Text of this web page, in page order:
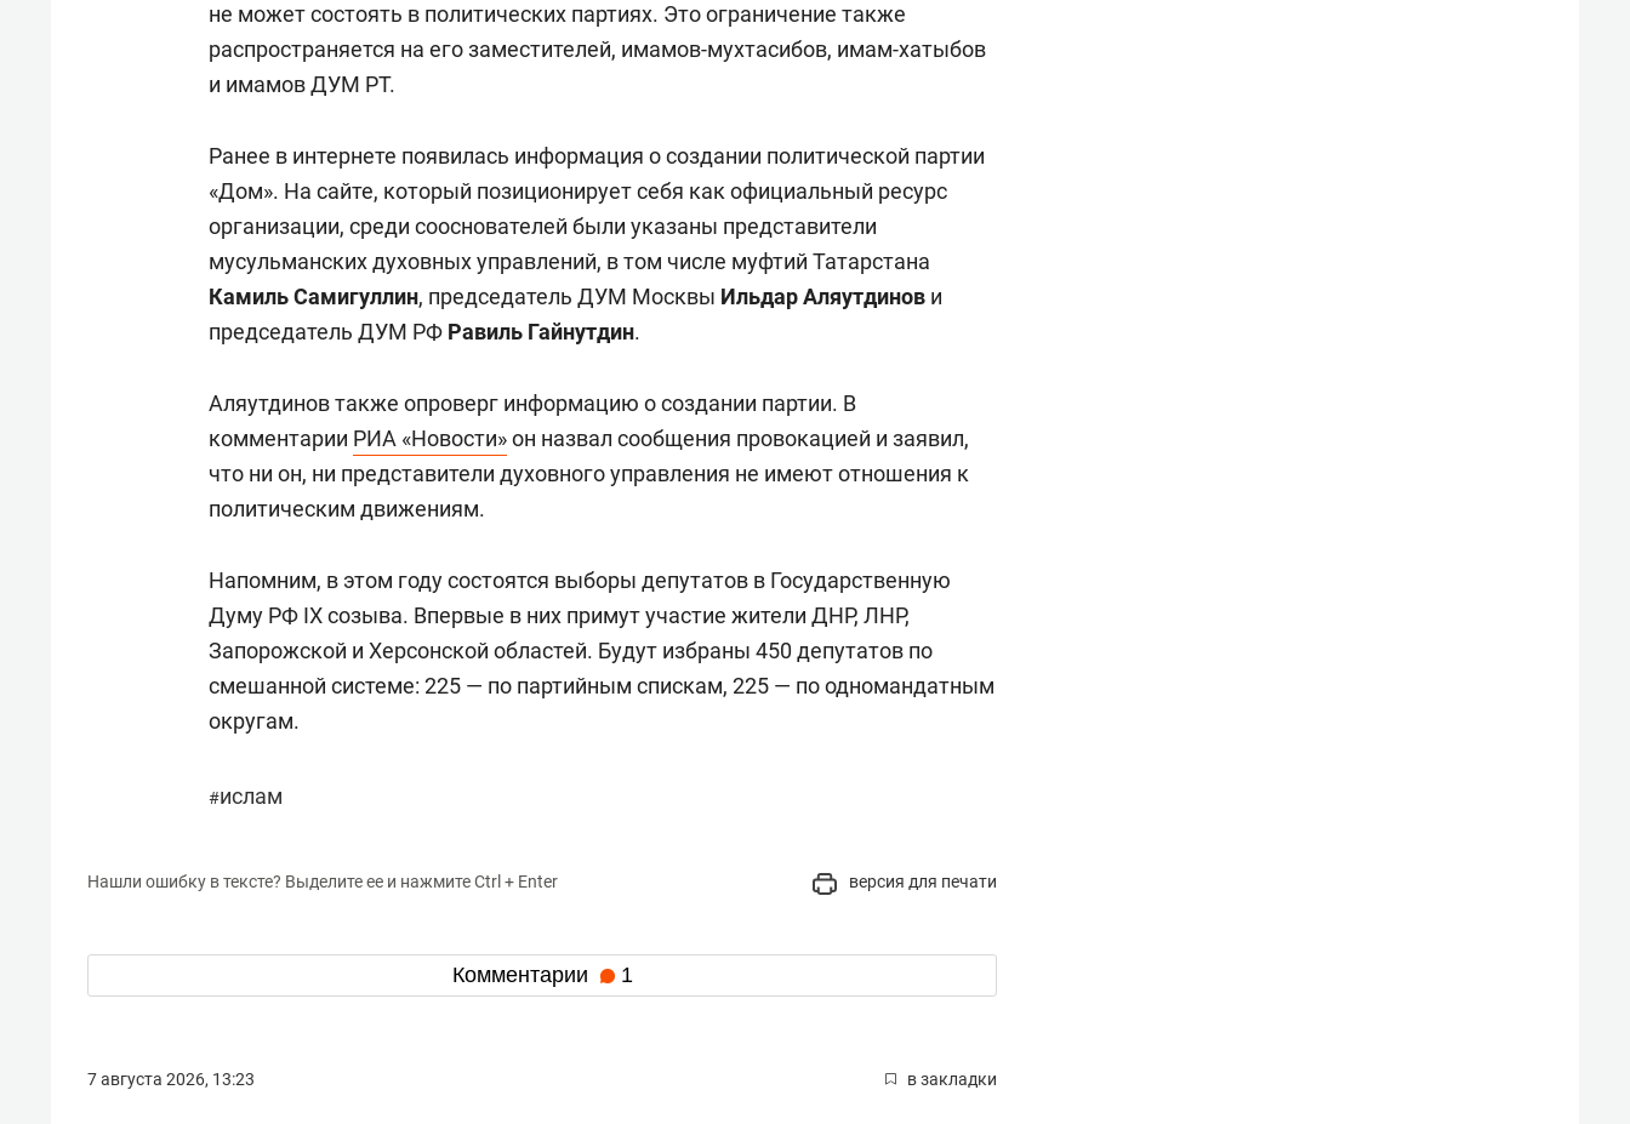
не может состоять в политических партиях. Это ограничение также
распространяется на его заместителей, имамов-мухтасибов, имам-хатыбов
и имамов ДУМ РТ.
Ранее в интернете появилась информация о создании политической партии
«Дом». На сайте, который позиционирует себя как официальный ресурс
организации, среди сооснователей были указаны представители
мусульманских духовных управлений, в том числе муфтий Татарстана
Камиль Самигуллин, председатель ДУМ Москвы Ильдар Аляутдинов и
председатель ДУМ РФ Равиль Гайнутдин.
Аляутдинов также опроверг информацию о создании партии. В
комментарии РИА «Новости»он назвал сообщения провокацией и заявил,
что ни он, ни представители духовного управления не имеют отношения к
политическим движениям.
Напомним, в этом году состоятся выборы депутатов в Государственную
Думу РФ IX созыва. Впервые в них примут участие жители ДНР, ЛНР,
Запорожской и Херсонской областей. Будут избраны 450 депутатов по
смешанной системе: 225 — по партийным спискам, 225 — по одномандатным
округам.
#ислам
Нашли ошибку в тексте? Выделите ее и нажмите Ctrl + Enter версия для печати
Комментарии 1
7 августа 2026, 13:23 в закладки